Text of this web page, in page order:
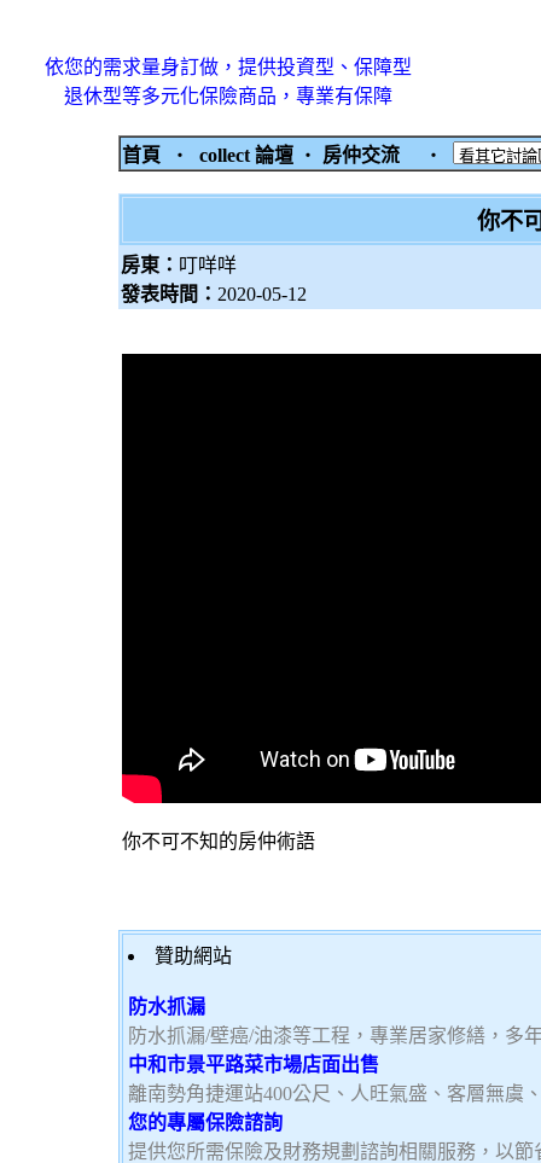
依您的需求量身訂做，提供投資型、保障型
退休型等多元化保險商品，專業有保障
首頁 ‧ collect 論壇 ‧ 房仲交流 ‧
你不
房東： 叮咩咩
發表時間： 2020-05-12
你不可不知的房仲術語
贊助網站
防水抓漏
防水抓漏/壁癌/油漆等工程，專業居家修繕，多
中和市景平路菜市場店面出售
離南勢角捷運站400公尺、人旺氣盛、客層無虞
您的專屬保險諮詢
提供您所需保險及財務規劃諮詢相關服務，以節